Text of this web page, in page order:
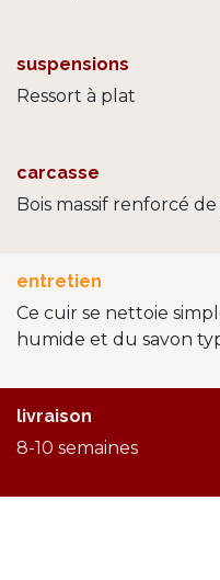
suspensions
Ressort à plat
carcasse
Bois massif renforcé
entretien
Ce cuir se nettoie
humide et du savon
livraison
8-10 semaines